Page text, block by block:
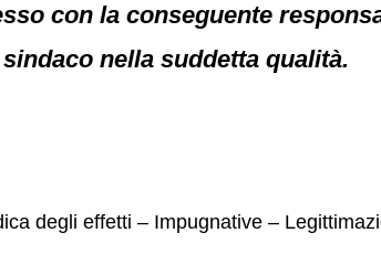
con la conseguente
nella suddetta qualità.
degli effetti – Impugnative –